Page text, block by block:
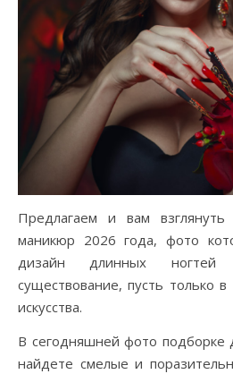
Предлагаем и вам
маникюр 2026 года, фото
дизайн длинных
существование, пусть только
искусства.
В сегодняшней фото подборке
найдете смелые и